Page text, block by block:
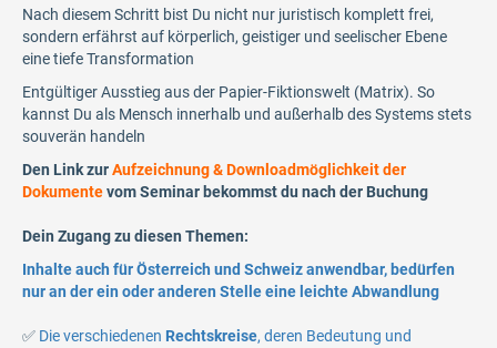
Nach diesem Schritt bist Du nicht nur juristisch komplett frei,
sondern erfährst auf körperlich, geistiger und seelischer Ebene
eine tiefe Transformation
Entgültiger Ausstieg aus der Papier-Fiktionswelt (Matrix). So
kannst Du als Mensch innerhalb und außerhalb des Systems stets
souverän handeln
Den Link zurAufzeichnung & Downloadmöglichkeit der
Dokumentevom Seminar bekommst du nach der Buchung
Dein Zugang zu diesen Themen:
Inhalte auch für Österreich und Schweiz anwendbar, bedürfen
nur an der ein oder anderen Stelle eine leichte Abwandlung
✅ Die verschiedenen Rechtskreise, deren Bedeutung und